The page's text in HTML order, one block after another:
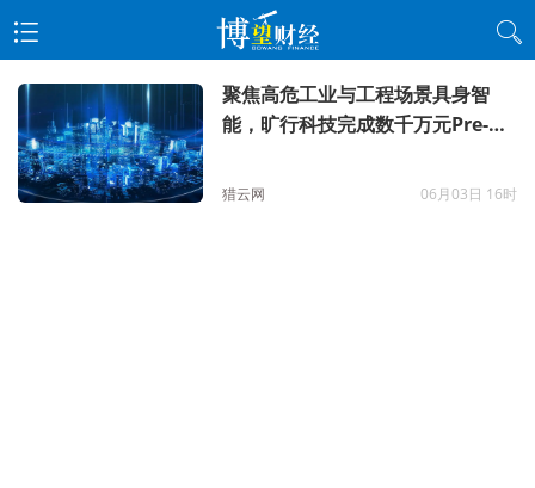
聚焦高危工业与工程场景具身智
能，旷行科技完成数千万元Pre-A
猎云网 06月03日 16时